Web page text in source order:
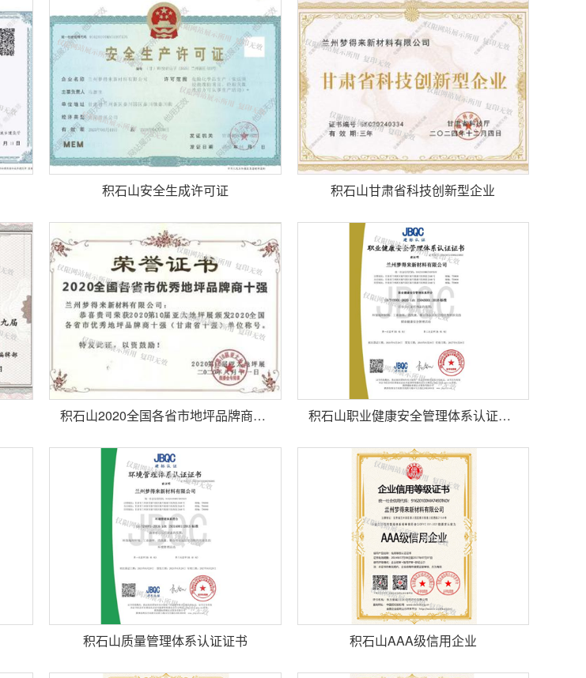
积石山安全生成许可证 积石山甘肃省科技创新型企业
积石山2020全国各省市地坪品牌商十强 积石山职业健康安全管理体系认证证书
积石山质量管理体系认证证书 积石山AAA级信用企业